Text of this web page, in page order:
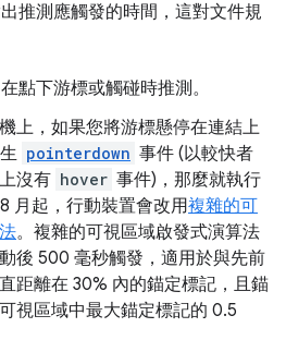
推測應觸發的時間，這對文件規
在點下游標或觸碰時推測。
上，如果您將游標懸停在連結上
pointerdown 事件 (以較快者
沒有 hover 事件)，那麼就執行
月起，行動裝置會改用複雜的可
。複雜的可視區域啟發式演算法
後 500 毫秒觸發，適用於與先前
距離在 30% 內的錨定標記，且錨
視區域中最大錨定標記的 0.5